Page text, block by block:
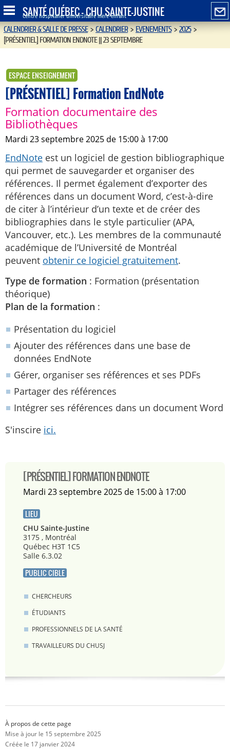
SANTÉ QUÉBEC - CHU SAINTE-JUSTINE
Centre hospitalier universitaire mère-enfant
CALENDRIER & SALLE DE PRESSE>CALENDRIER>EVENEMENTS>2025>
[PRÉSENTIEL] FORMATION ENDNOTE || 23 SEPTEMBRE
ESPACE ENSEIGNEMENT
[PRÉSENTIEL] Formation EndNote
Formation documentaire des
Bibliothèques
mardi 23 septembre 2025 de 15:00 à 17:00
EndNote est un logiciel de gestion bibliographique
qui permet de sauvegarder et organiser des
références. Il permet également d’exporter des
références dans un document Word, c’est-à-dire
de citer à l’intérieur d’un texte et de créer des
bibliographies dans le style particulier (APA,
Vancouver, etc.). Les membres de la communauté
académique de l’Université de Montréal
peuvent obtenir ce logiciel gratuitement.
Type de formation : Formation (présentation
théorique)
Plan de la formation :
Présentation du logiciel
Ajouter des références dans une base de
données EndNote
Gérer, organiser ses références et ses PDFs
Partager des références
Intégrer ses références dans un document Word
S'inscire ici.
[PRÉSENTIEL] FORMATION ENDNOTE
mardi 23 septembre 2025 de 15:00 à 17:00
LIEU
CHU Sainte-Justine
3175 , Montréal
Québec H3T 1C5
Salle 6.3.02
PUBLIC CIBLE
CHERCHEURS
ÉTUDIANTS
PROFESSIONNELS DE LA SANTÉ
TRAVAILLEURS DU CHUSJ
À propos de cette page
Mise à jour le 15 septembre 2025
Créée le 17 janvier 2024